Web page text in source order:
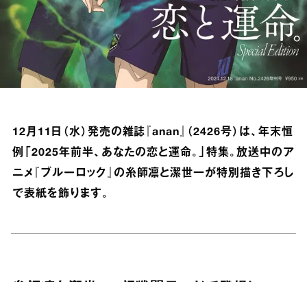
12月11日（水）発売の雑誌『anan』（2426号）は、年末恒
例「2025年前半、あなたの恋と運命。」特集。放送中のア
ニメ『ブルーロック』の糸師凛と潔世一が特別描き下ろし
で表紙を飾ります。